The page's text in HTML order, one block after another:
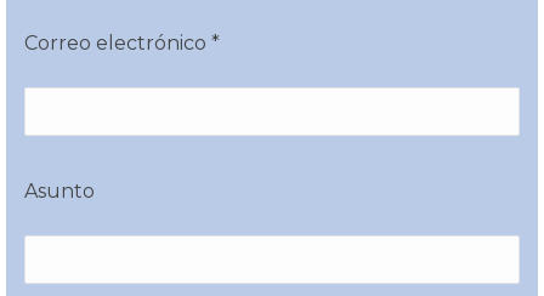
Correo electrónico *
Asunto